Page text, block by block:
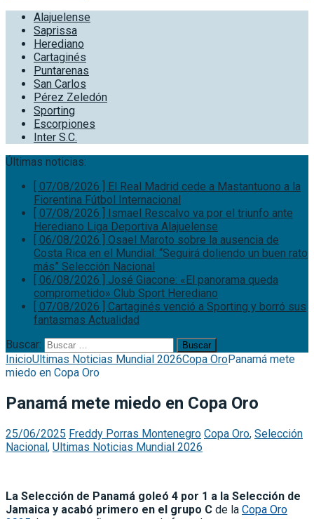
Alajuelense
Saprissa
Herediano
Cartaginés
Puntarenas
San Carlos
Pérez Zeledón
Sporting
Escorpiones
Inter S.C.
Últimas noticias:
[ 07/08/2026 ] El Real Madrid cede a Mastantuono a la
Fiorentina Fútbol Internacional
[ 07/08/2026 ] Ismael Rescalvo va por el triunfo ante
Herediano Liga Deportiva Alajuelense
[ 06/08/2026 ] Osael Maroto sobre la ausencia de
Costa Rica en el Mundial: “Seguirá doliendo un buen rato
más” Selección Nacional
[ 06/08/2026 ] José Giacone: «El panorama queda
comprometido» Club Sport Herediano
[ 07/08/2026 ] Cartaginés venció a Sporting y borró sus
fantasmas Actualidad
Buscar:
InicioUltimas Noticias Mundial 2026Copa OroPanamá mete
miedo en Copa Oro
Panamá mete miedo en Copa Oro
25/06/2025 Freddy Porras Montenegro Copa Oro, Selección
Nacional, Ultimas Noticias Mundial 2026
La Selección de Panamá goleó 4 por 1 a la Selección de
Jamaica y acabó primero en el grupo C de la Copa Oro